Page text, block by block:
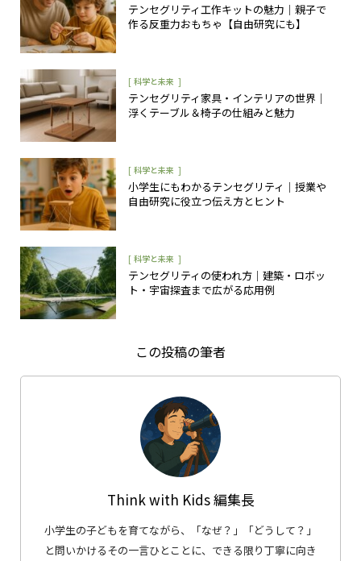
テンセグリティ工作キットの魅力｜親子で
作る反重力おもちゃ【自由研究にも】
[ 科学と未来 ]
テンセグリティ家具・インテリアの世界｜
浮くテーブル＆椅子の仕組みと魅力
[ 科学と未来 ]
小学生にもわかるテンセグリティ｜授業や
自由研究に役立つ伝え方とヒント
[ 科学と未来 ]
テンセグリティの使われ方｜建築・ロボッ
ト・宇宙探査まで広がる応用例
この投稿の筆者
Think with Kids 編集長
小学生の子どもを育てながら、「なぜ？」「どうして？」
と問いかけるその一言ひとことに、できる限り丁寧に向き